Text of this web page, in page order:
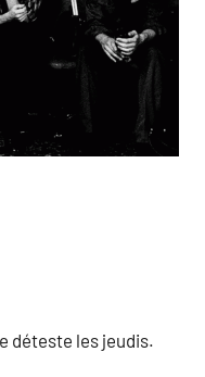
déteste les jeudis.